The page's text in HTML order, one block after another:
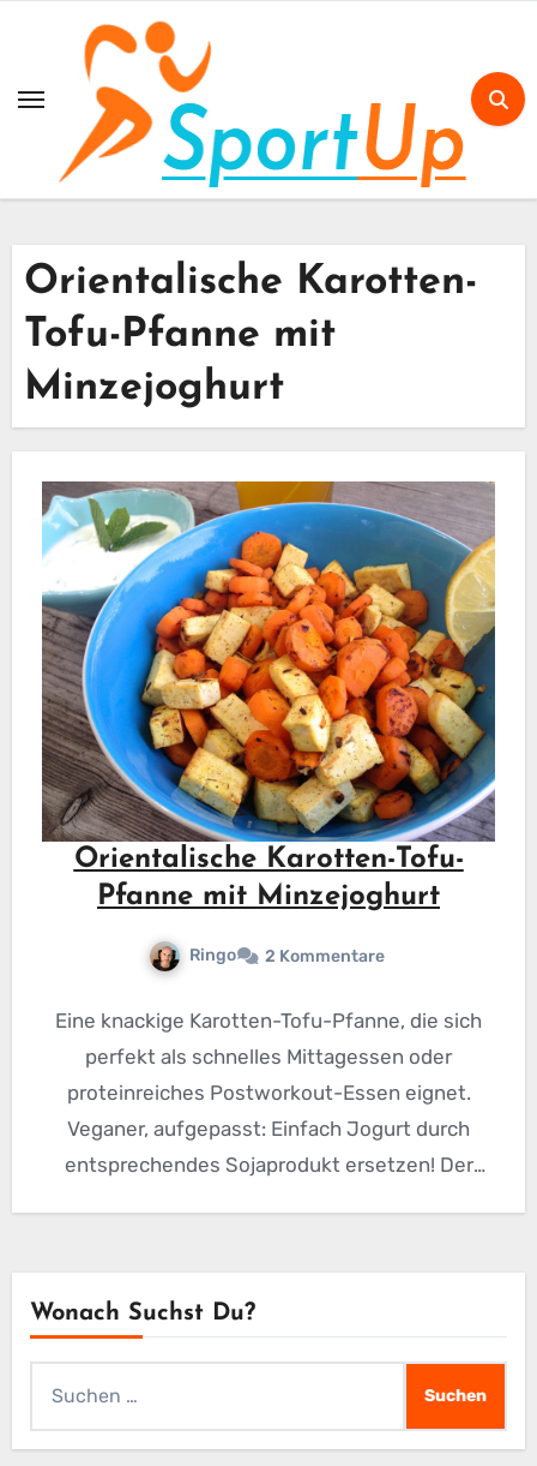
Orientalische Karotten-
Tofu-Pfanne mit
Minzejoghurt
Orientalische Karotten-Tofu-
Pfanne mit Minzejoghurt
Ringo 2 Kommentare
Eine knackige Karotten-Tofu-Pfanne, die sich
perfekt als schnelles Mittagessen oder
proteinreiches Postworkout-Essen eignet.
Veganer, aufgepasst: Einfach Jogurt durch
entsprechendes Sojaprodukt ersetzen! Der
Wonach Suchst Du?
nach: